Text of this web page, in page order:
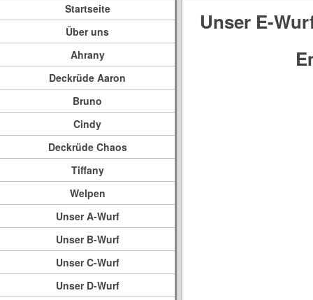
Startseite
Über uns
Ahrany
Deckrüde Aaron
Bruno
Cindy
Deckrüde Chaos
Tiffany
Welpen
Unser A-Wurf
Unser B-Wurf
Unser C-Wurf
Unser D-Wurf
Unser E-